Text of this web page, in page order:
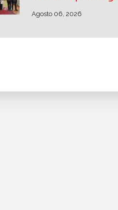
Agosto 06, 2026